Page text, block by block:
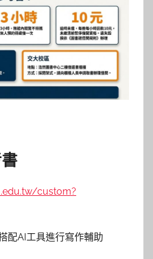
custom?
配AI工具進行寫作輔助